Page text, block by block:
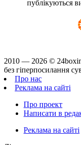
публікуються
2010 — 2026 ©
без гіперпосилання
Про нас
Реклама на сайті
Про проект
Написати в
Реклама на сайті